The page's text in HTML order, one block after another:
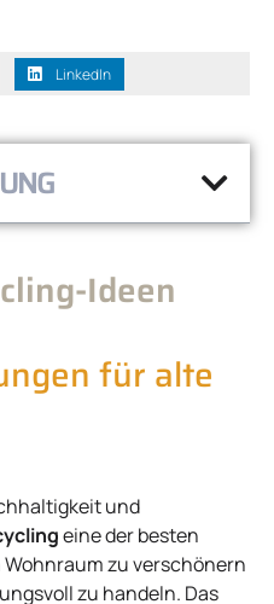
LinkedIn
Ideen
für alte
und
eine der besten
zu verschönern
zu handeln. Das